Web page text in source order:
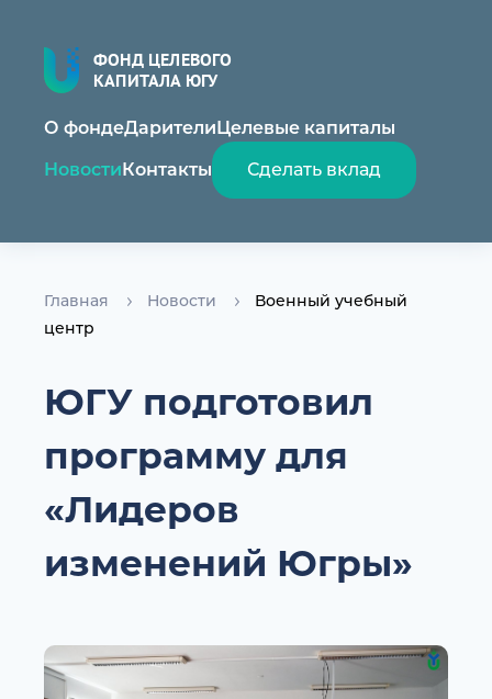
ФОНД ЦЕЛЕВОГО
КАПИТАЛА ЮГУ
О фондеДарителиЦелевые капиталы
НовостиКонтакты Сделать вклад
Главная Новости
Военный учебный
центр
ЮГУ подготовил
программу для
«Лидеров
изменений Югры»